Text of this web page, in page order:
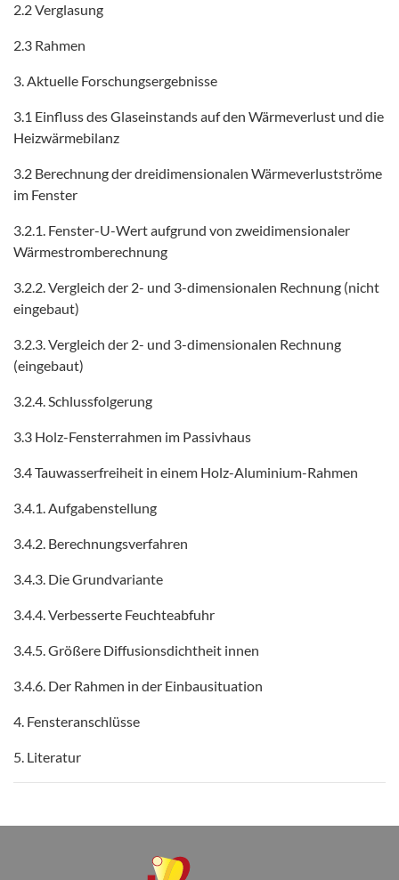
2.2 Verglasung
2.3 Rahmen
3. Aktuelle Forschungsergebnisse
3.1 Einfluss des Glaseinstands auf den Wärmeverlust und die
Heizwärmebilanz
3.2 Berechnung der dreidimensionalen Wärmeverlustströme
im Fenster
3.2.1. Fenster-U-Wert aufgrund von zweidimensionaler
Wärmestromberechnung
3.2.2. Vergleich der 2- und 3-dimensionalen Rechnung (nicht
eingebaut)
3.2.3. Vergleich der 2- und 3-dimensionalen Rechnung
(eingebaut)
3.2.4. Schlussfolgerung
3.3 Holz-Fensterrahmen im Passivhaus
3.4 Tauwasserfreiheit in einem Holz-Aluminium-Rahmen
3.4.1. Aufgabenstellung
3.4.2. Berechnungsverfahren
3.4.3. Die Grundvariante
3.4.4. Verbesserte Feuchteabfuhr
3.4.5. Größere Diffusionsdichtheit innen
3.4.6. Der Rahmen in der Einbausituation
4. Fensteranschlüsse
5. Literatur